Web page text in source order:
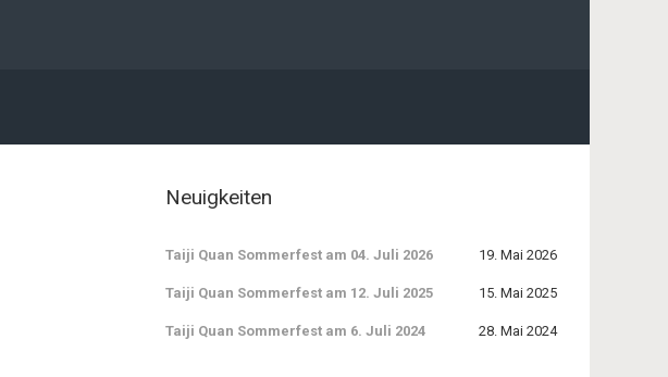
Neuigkeiten
Taiji Quan Sommerfest am 04. Juli 2026 19. Mai 2026
Taiji Quan Sommerfest am 12. Juli 2025 15. Mai 2025
Taiji Quan Sommerfest am 6. Juli 2024 28. Mai 2024